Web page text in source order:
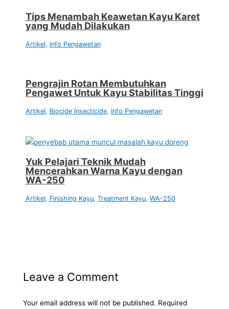
Tips Menambah Keawetan Kayu Karet
yang Mudah Dilakukan
Artikel, Info Pengawetan
Pengrajin Rotan Membutuhkan
Pengawet Untuk Kayu Stabilitas Tinggi
Artikel, Biocide Insecticide, Info Pengawetan
Yuk Pelajari Teknik Mudah
Mencerahkan Warna Kayu dengan
WA-250
Artikel, Finishing Kayu, Treatment Kayu, WA-250
Leave a Comment
Your email address will not be published. Required